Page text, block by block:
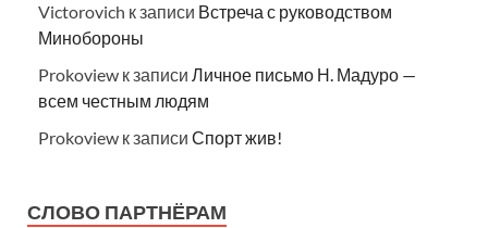
Victorovich к записи Встреча с руководством
Минобороны
Prokoview к записи Личное письмо Н. Мадуро —
всем честным людям
Prokoview к записи Спорт жив!
СЛОВО ПАРТНЁРАМ